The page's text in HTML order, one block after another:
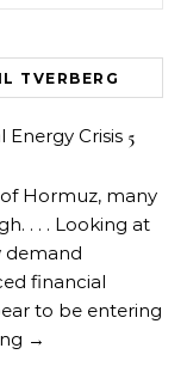
TVERBERG
Energy Crisis 5
Hormuz, many
. . . Looking at
demand
financial
to be entering
→